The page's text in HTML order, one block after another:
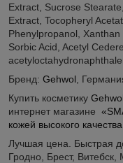
Extract, Sucrose
Extract, Tocopheryl
Phenylpropanol,
Sorbic Acid, Acetyl
Бренд: Gehwol ,
Купить косметику Gehwol
интернет магазине
кожей высокого
Лучшая цена. Быстрая
Гродно, Брест,